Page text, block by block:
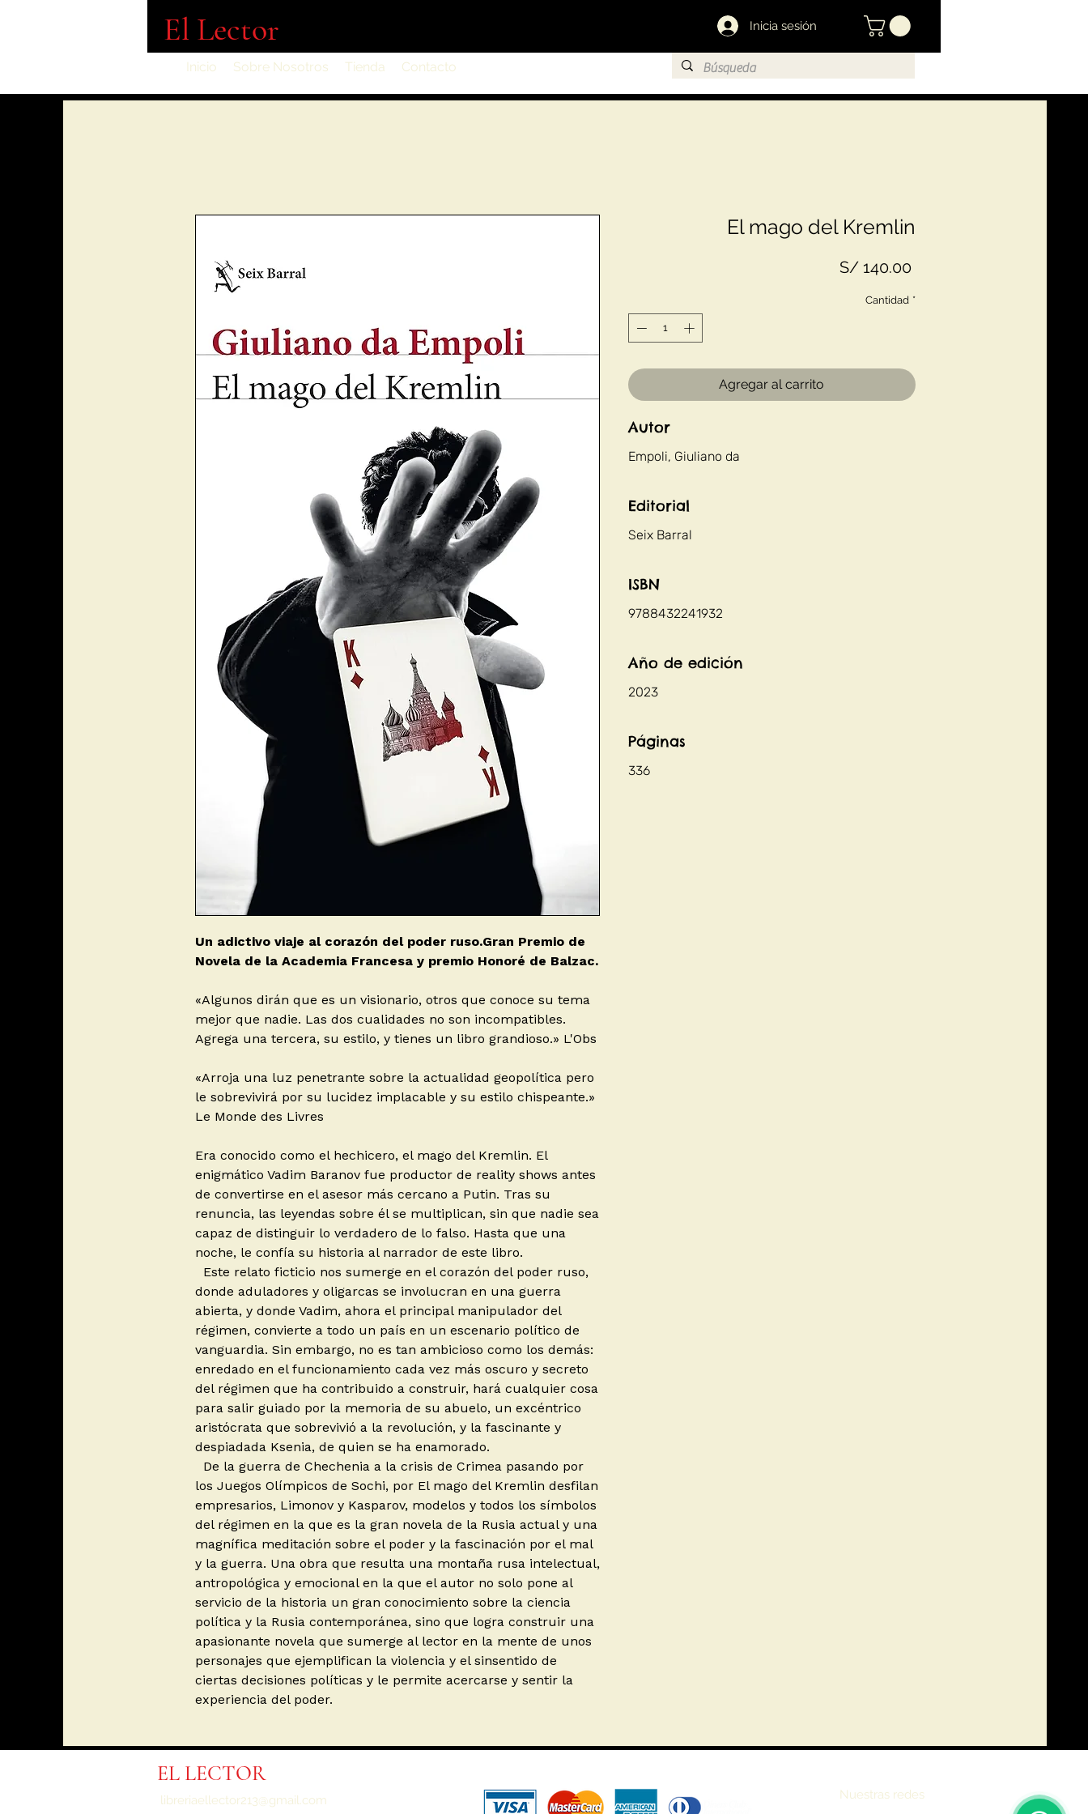
El Lector Inicia sesión
Inicio Sobre Nosotros Tienda Contacto
Un adictivo viaje al corazón del poder ruso.Gran Premio de
Novela de la Academia Francesa y premio Honoré de Balzac.
«Algunos dirán que es un visionario, otros que conoce su tema
mejor que nadie. Las dos cualidades no son incompatibles.
Agrega una tercera, su estilo, y tienes un libro grandioso.» L'Obs
«Arroja una luz penetrante sobre la actualidad geopolítica pero
le sobrevivirá por su lucidez implacable y su estilo chispeante.»
Le Monde des Livres
Era conocido como el hechicero, el mago del Kremlin. El
enigmático Vadim Baranov fue productor de reality shows antes
de convertirse en el asesor más cercano a Putin. Tras su
renuncia, las leyendas sobre él se multiplican, sin que nadie sea
capaz de distinguir lo verdadero de lo falso. Hasta que una
noche, le confía su historia al narrador de este libro.
Este relato ficticio nos sumerge en el corazón del poder ruso,
donde aduladores y oligarcas se involucran en una guerra
abierta, y donde Vadim, ahora el principal manipulador del
régimen, convierte a todo un país en un escenario político de
vanguardia. Sin embargo, no es tan ambicioso como los demás:
enredado en el funcionamiento cada vez más oscuro y secreto
del régimen que ha contribuido a construir, hará cualquier cosa
para salir guiado por la memoria de su abuelo, un excéntrico
aristócrata que sobrevivió a la revolución, y la fascinante y
despiadada Ksenia, de quien se ha enamorado.
De la guerra de Chechenia a la crisis de Crimea pasando por
los Juegos Olímpicos de Sochi, por El mago del Kremlin desfilan
empresarios, Limonov y Kasparov, modelos y todos los símbolos
del régimen en la que es la gran novela de la Rusia actual y una
magnífica meditación sobre el poder y la fascinación por el mal
y la guerra. Una obra que resulta una montaña rusa intelectual,
antropológica y emocional en la que el autor no solo pone al
servicio de la historia un gran conocimiento sobre la ciencia
política y la Rusia contemporánea, sino que logra construir una
apasionante novela que sumerge al lector en la mente de unos
personajes que ejemplifican la violencia y el sinsentido de
ciertas decisiones políticas y le permite acercarse y sentir la
experiencia del poder.
El mago del Kremlin
S/ 140.00Precio
Cantidad *
Agregar al carrito
Autor
Empoli, Giuliano da
Editorial
Seix Barral
ISBN
9788432241932
Año de edición
2023
Páginas
336
EL LECTOR
libreriaellector213@gmail.com Nuestras redes